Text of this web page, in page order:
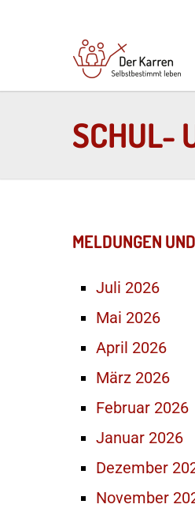
SCHUL-
MELDUNGEN
Juli 2026
Mai 2026
April 2026
März 2026
Februar 2026
Januar 2026
Dezember
November